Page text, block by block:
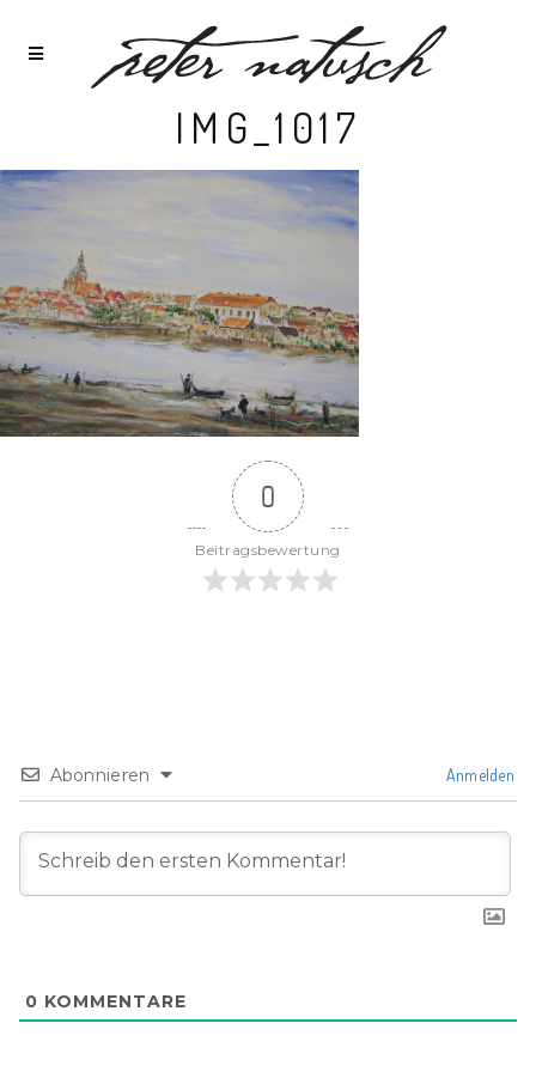
IMG_1017
0
Beitragsbewertung
Abonnieren Anmelden
0 KOMMENTARE